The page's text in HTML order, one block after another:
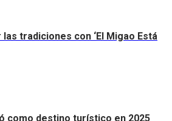
tradiciones con ‘El Migao Está
como destino turístico en 2025